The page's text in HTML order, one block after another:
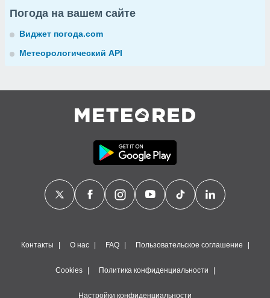
Погода на вашем сайте
Виджет погода.com
Метеорологический API
Контакты О нас FAQ Пользовательское соглашение
Cookies Политика конфиденциальности
Настройки конфиденциальности